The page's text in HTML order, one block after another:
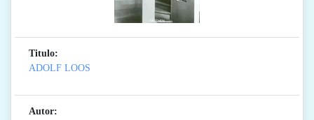
Titulo:
ADOLF LOOS
Autor: